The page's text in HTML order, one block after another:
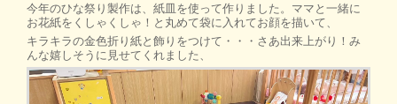
今年のひな祭り製作は、紙皿を使って作りました。ママと一緒に
お花紙をくしゃくしゃ！と丸めて袋に入れてお顔を描いて、
キラキラの金色折り紙と飾りをつけて・・・さあ出来上がり！み
んな嬉しそうに見せてくれました、